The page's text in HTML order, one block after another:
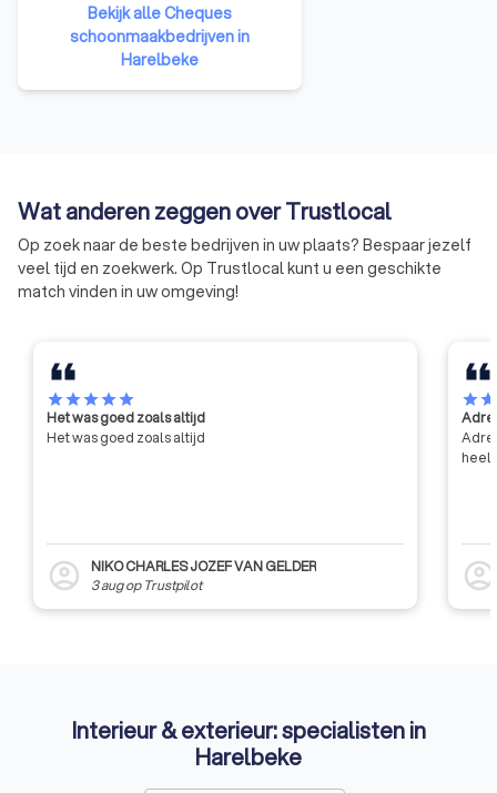
tegen een voordelig tarief doen
omdat de Vlaamse overheid een
financiële bijdrage levert. De
verkrijgen van het gewest of de
gewesten waarin het werkzaam
is.
Bekijk alle Cheques
schoonmaakbedrijven in
Harelbeke
Wat anderen zeggen over Trustlocal
Op zoek naar de beste bedrijven in uw plaats? Bespaar jezelf
veel tijd en zoekwerk. Op Trustlocal kunt u een geschikte
match vinden in uw omgeving!
starstarstarstarstar
Het was goed zoals altijd
Het was goed zoals altijd
account_circle
NIKO CHARLES JOZEF VAN GELDER
3 augop Trustpilot
starstar
heel
account_circle
Interieur & exterieur: specialisten in
Harelbeke